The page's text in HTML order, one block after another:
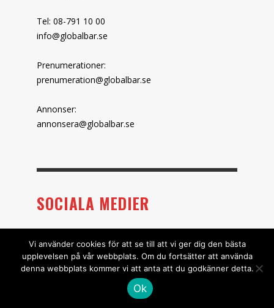
Tel: 08-791 10 00
info@globalbar.se
Prenumerationer:
prenumeration@globalbar.se
Annonser:
annonsera@globalbar.se
SOCIALA MEDIER
Facebook
Instagram
Vi använder cookies för att se till att vi ger dig den bästa
upplevelsen på vår webbplats. Om du fortsätter att använda
denna webbplats kommer vi att anta att du godkänner detta.
Ok